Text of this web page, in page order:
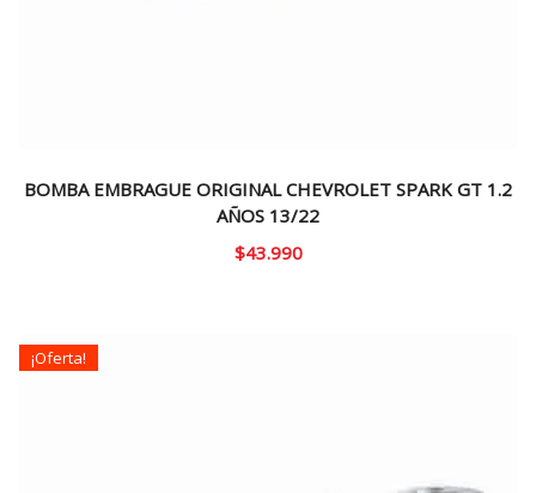
BOMBA EMBRAGUE ORIGINAL CHEVROLET SPARK GT 1.2
AÑOS 13/22
$43.990
¡Oferta!